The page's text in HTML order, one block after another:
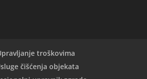
troškovima
čišćenja objekata